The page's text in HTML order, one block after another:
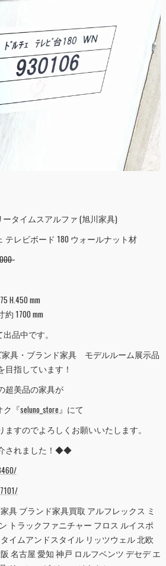
リータイムスアルファ (旭川家具)
ェ テレビボード 180 ウォールナット材
H.450 mm
1700 mm
品中です。
具・ブランド家具 モデルルーム展示品
目指しています！
超美品の家具が
ク『seluno_store』にて
すのでよろしくお願いいたします。
されました！◆◆
具 ブランド家具買取 アルフレックス ミ
トラックファニチャー フロス ルイスポ
イムアンドスタイル リッツウェル 北欧
名古屋 愛知 神戸 ロルフベンツ デセデ エ